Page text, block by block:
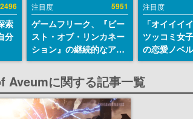
索
分
！
』
を
注目度 5951
ゲームフリーク、『ビー
スト・オブ・リンカネー
ション』の継続的なアプ
デ方針を表明。ユーザー
からの意見を真摯に受け
止めて対応へ。修正パッ
チは約1週間以内に配信
される予定
注目度
「オイイイ
ツッコミ女
の恋愛ノベ
術部カノジ
トアページ
前らーそろ
Aveumに関する記事一覧